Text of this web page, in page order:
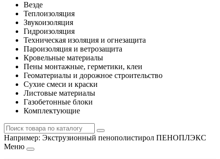
Везде
Теплоизоляция
Звукоизоляция
Гидроизоляция
Техническая изоляция и огнезащита
Пароизоляция и ветрозащита
Кровельные материалы
Пены монтажные, герметики, клеи
Геоматериалы и дорожное строительство
Сухие смеси и краски
Листовые материалы
Газобетонные блоки
Комплектующие
Например: Экструзионный пенополистирол ПЕНОПЛЭКС
Меню